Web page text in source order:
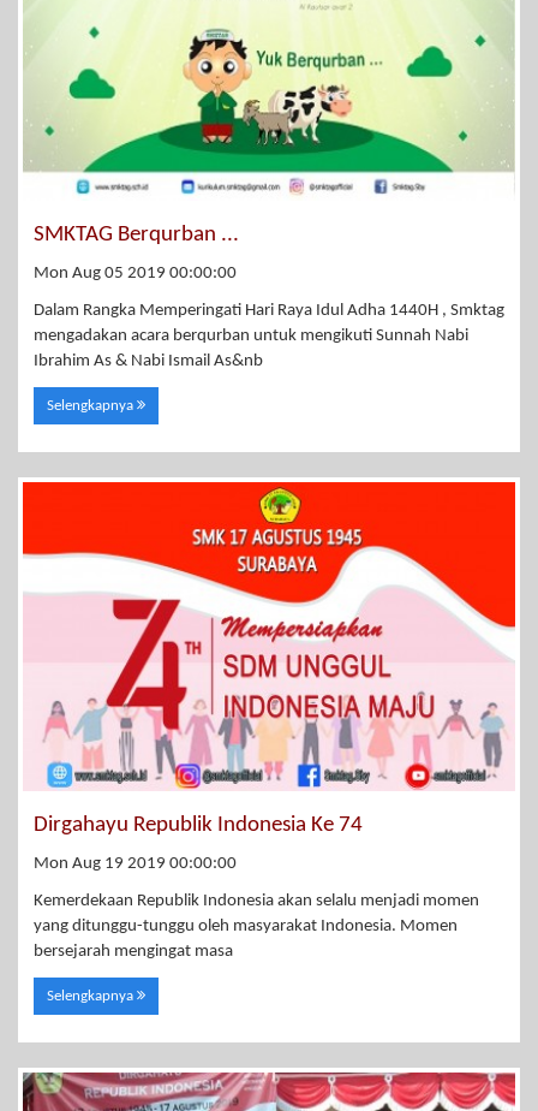
SMKTAG Berqurban ...
Mon Aug 05 2019 00:00:00
Dalam Rangka Memperingati Hari Raya Idul Adha 1440H , Smktag
mengadakan acara berqurban untuk mengikuti Sunnah Nabi
Ibrahim As & Nabi Ismail As&nb
Selengkapnya
Dirgahayu Republik Indonesia Ke 74
Mon Aug 19 2019 00:00:00
Kemerdekaan Republik Indonesia akan selalu menjadi momen
yang ditunggu-tunggu oleh masyarakat Indonesia. Momen
bersejarah mengingat masa
Selengkapnya